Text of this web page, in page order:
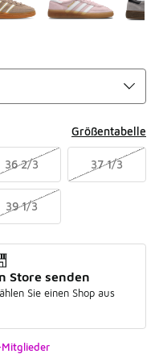
Größentabelle
36 2/3 37 1/3
39 1/3
Store senden
Sie einen Shop aus